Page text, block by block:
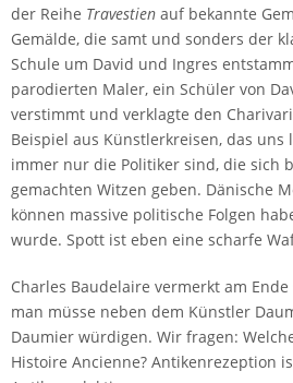
der Reihe Travestien auf bekannte
Gemälde, die samt und sonders der
Schule um David und Ingres
parodierten Maler, ein Schüler von
verstimmt und verklagte den
Beispiel aus Künstlerkreisen, das uns
immer nur die Politiker sind, die sich
gemachten Witzen geben. Dänische
können massive politische Folgen
wurde. Spott ist eben eine scharfe
Charles Baudelaire vermerkt am
man müsse neben dem Künstler
Daumier würdigen. Wir fragen:
Histoire Ancienne? Antikenrezeption